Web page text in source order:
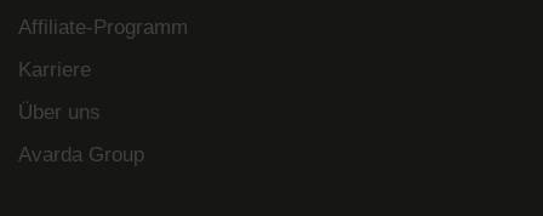
Affiliate-Programm
Karriere
Über uns
Avarda Group